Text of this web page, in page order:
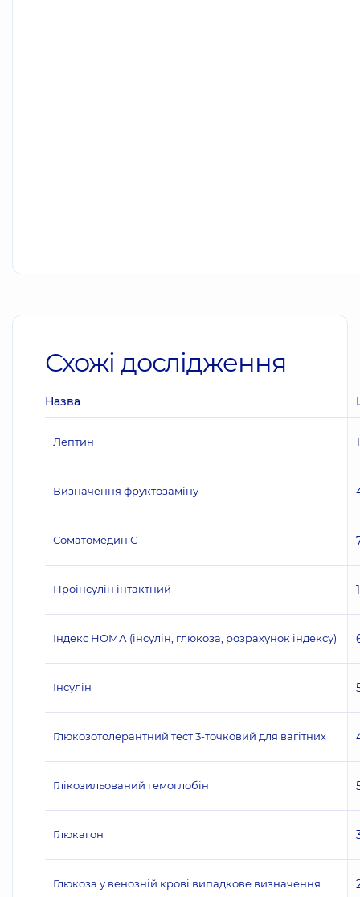
Схожі дослідження
Назва
Лептин
Визначення фруктозаміну
Соматомедин С
Проінсулін інтактний
Індекс НОМА (інсулін, глюкоза, розрахунок індексу)
Інсулін
Глюкозотолерантний тест 3-точковий для вагітних
Глікозильований гемоглобін
Глюкагон
Глюкоза у венозній крові випадкове визначення